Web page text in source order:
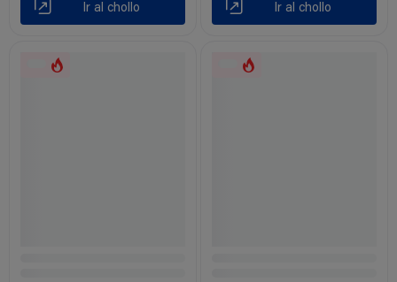
Ir al chollo Ir al chollo